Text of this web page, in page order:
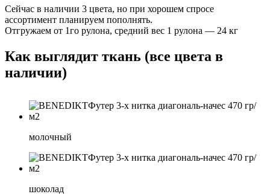
Сейчас в наличии 3 цвета, но при хорошем спросе
ассортимент планируем пополнять.
Отгружаем от 1го рулона, средний вес 1 рулона — 24 кг
Как выглядит ткань (все цвета в
наличии)
молочный
шоколад